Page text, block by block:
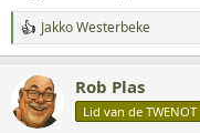
W
a
r
d
e
Jakko Westerbeke
Rob Plas
Lid van de TWENOT